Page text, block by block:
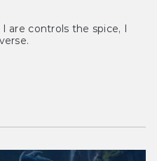
are controls the spice, I